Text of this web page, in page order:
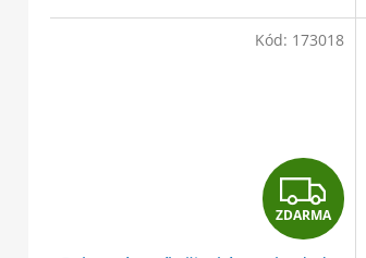
Z
D
ZDARMA
Kód: 173018